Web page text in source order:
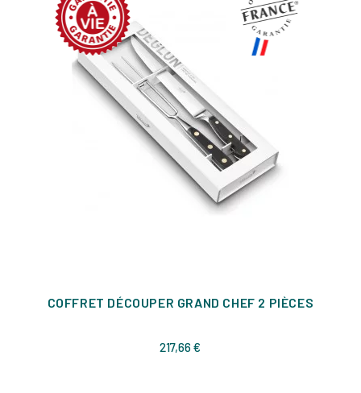
COFFRET DÉCOUPER GRAND CHEF 2 PIÈCES
217,66 €